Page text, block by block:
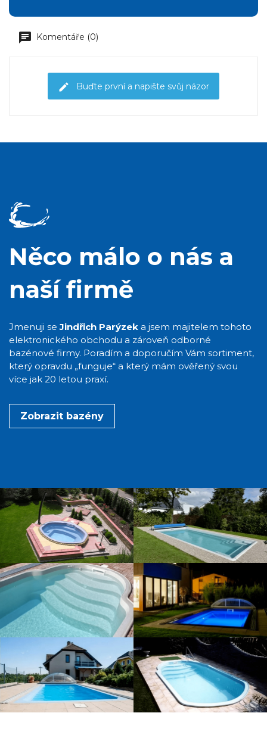
Komentáře (0)
Buďte první a napište svůj názor
Něco málo o nás a
naší firmě
Jmenuji seJindřich Parýzek a jsem majitelem tohoto
elektronického obchodu a zároveň odborné
bazénové firmy. Poradím a doporučím Vám sortiment,
který opravdu „funguje“ a který mám ověřený svou
více jak 20 letou praxí.
Zobrazit bazény